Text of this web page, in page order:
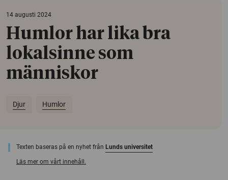
14 augusti 2024
Humlor har lika bra
lokalsinne som
människor
Djur Humlor
Texten baseras på en nyhet från Lunds universitet
Läs mer om vårt innehåll.